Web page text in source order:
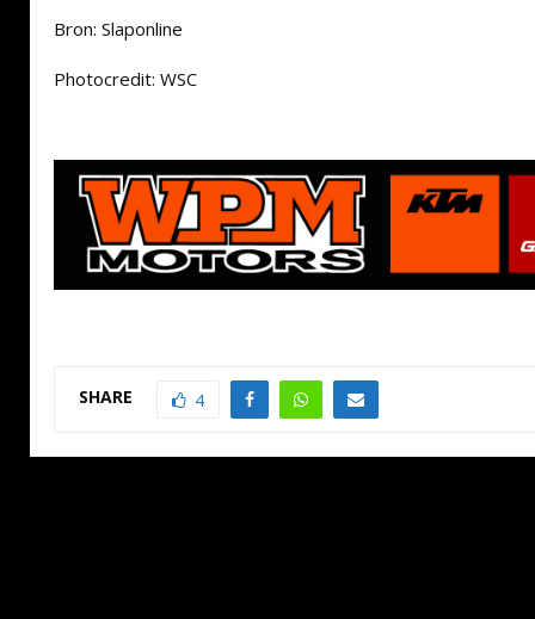
Bron: Slaponline
Photocredit: WSC
SHARE 4